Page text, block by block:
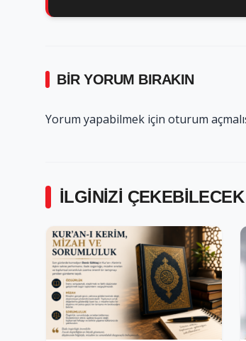
BIR YORUM BIRAKIN
Yorum yapabilmek için oturum
İLGINIZI